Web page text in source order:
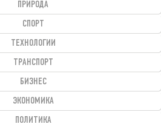
ПРИРОДА
СПОРТ
ТЕХНОЛОГИИ
ТРАНСПОРТ
БИЗНЕС
ЭКОНОМИКА
ПОЛИТИКА